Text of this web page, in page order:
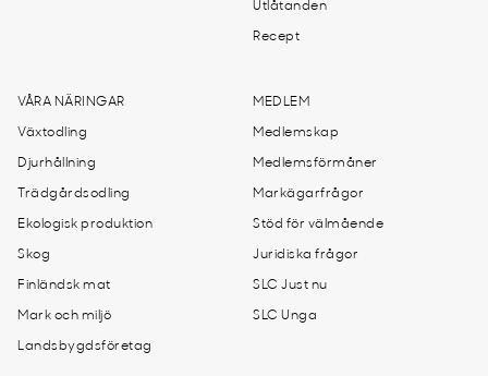
Utlåtanden
Recept
VÅRA NÄRINGAR
Växtodling
Djurhållning
Trädgårdsodling
Ekologisk produktion
Skog
Finländsk mat
Mark och miljö
Landsbygdsföretag
MEDLEM
Medlemskap
Medlemsförmåner
Markägarfrågor
Stöd för välmående
Juridiska frågor
SLC Just nu
SLC Unga